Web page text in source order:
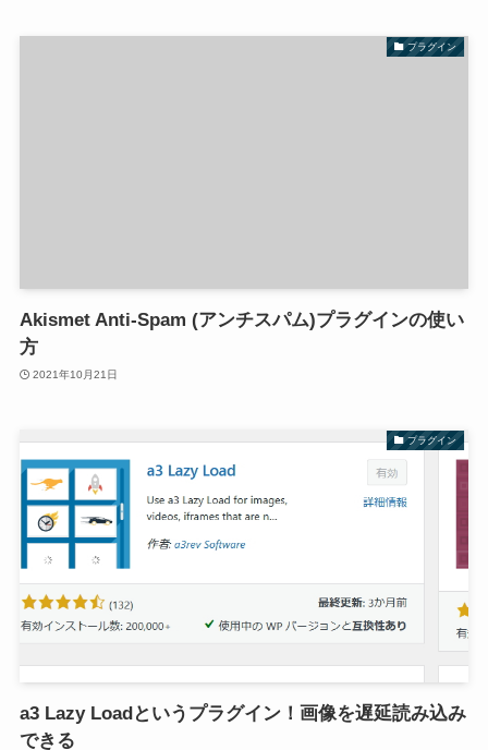
プラグイン
Akismet Anti-Spam (アンチスパム)プラグインの使い
方
2021年10月21日
プラグイン
a3 Lazy Loadというプラグイン！画像を遅延読み込み
できる